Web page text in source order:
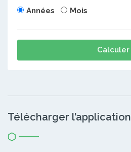
Années Mois
Calculer
Télécharger l’application